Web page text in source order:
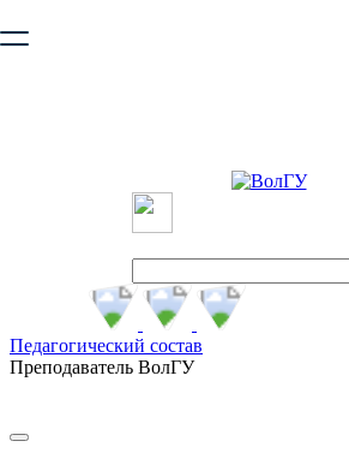
безопасную работу с сайтом. Пожалуйста
Педагогический состав
Преподаватель ВолГУ